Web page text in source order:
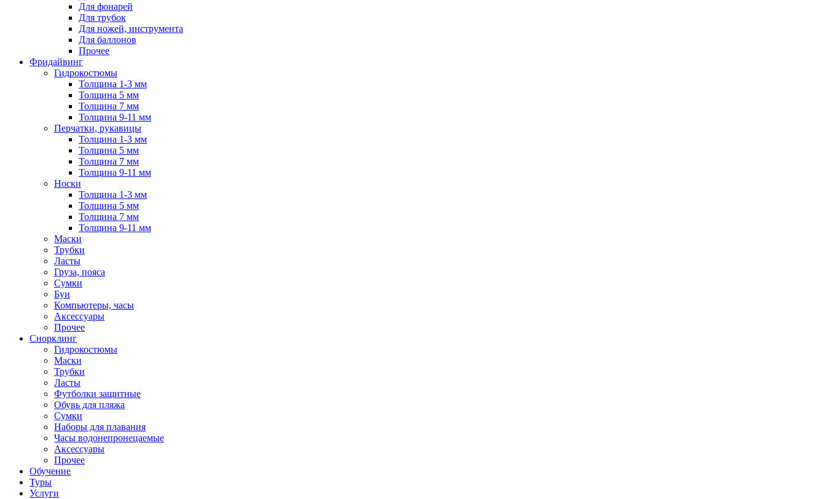
Для фонарей
Для трубок
Для ножей, инструмента
Для баллонов
Прочее
Фридайвинг
Гидрокостюмы
Толщина 1-3 мм
Толщина 5 мм
Толщина 7 мм
Толщина 9-11 мм
Перчатки, рукавицы
Толщина 1-3 мм
Толщина 5 мм
Толщина 7 мм
Толщина 9-11 мм
Носки
Толщина 1-3 мм
Толщина 5 мм
Толщина 7 мм
Толщина 9-11 мм
Маски
Трубки
Ласты
Груза, пояса
Сумки
Буи
Компьютеры, часы
Аксессуары
Прочее
Снорклинг
Гидрокостюмы
Маски
Трубки
Ласты
Футболки защитные
Обувь для пляжа
Сумки
Наборы для плавания
Часы водонепронецаемые
Аксессуары
Прочее
Обучение
Туры
Услуги